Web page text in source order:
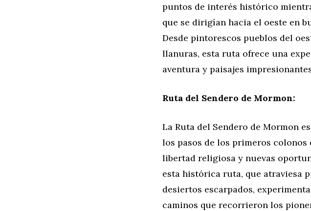
puntos de interés histórico
que se dirigían hacia el oeste en
Desde pintorescos pueblos del
llanuras, esta ruta ofrece una
aventura y paisajes
Ruta del Sendero de Mormon:
La Ruta del Sendero de Mormon
los pasos de los primeros
libertad religiosa y nuevas
esta histórica ruta, que atraviesa
desiertos escarpados,
caminos que recorrieron los